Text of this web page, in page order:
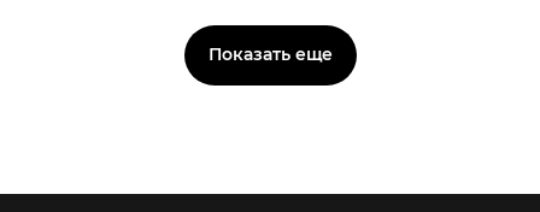
Показать еще